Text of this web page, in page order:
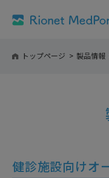
トップページ 製品情報
健診施設向けオ